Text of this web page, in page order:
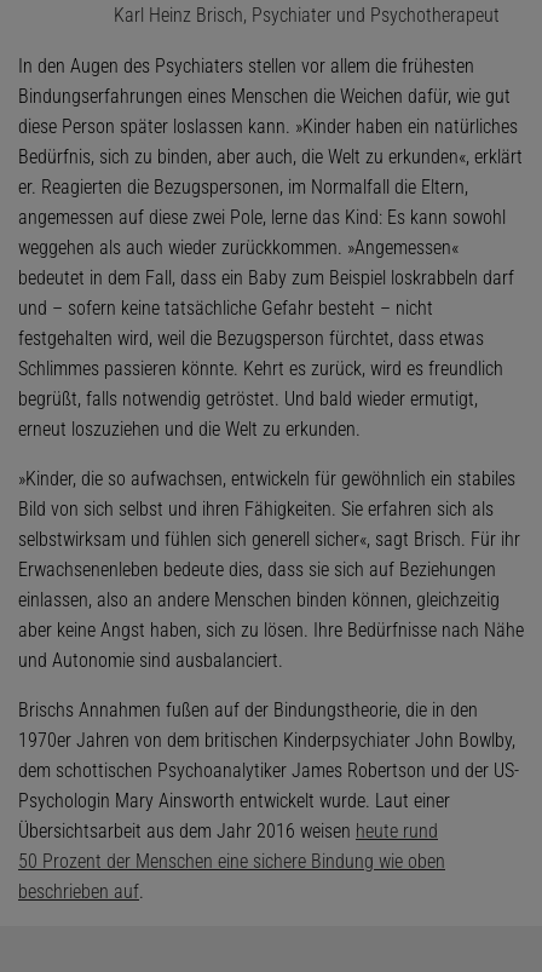
Karl Heinz Brisch, Psychiater und Psychotherapeut
In den Augen des Psychiaters stellen vor allem die frühesten
Bindungserfahrungen eines Menschen die Weichen dafür, wie gut
diese Person später loslassen kann. »Kinder haben ein natürliches
Bedürfnis, sich zu binden, aber auch, die Welt zu erkunden«, erklärt
er. Reagierten die Bezugspersonen, im Normalfall die Eltern,
angemessen auf diese zwei Pole, lerne das Kind: Es kann sowohl
weggehen als auch wieder zurückkommen. »Angemessen«
bedeutet in dem Fall, dass ein Baby zum Beispiel loskrabbeln darf
und – sofern keine tatsächliche Gefahr besteht – nicht
festgehalten wird, weil die Bezugsperson fürchtet, dass etwas
Schlimmes passieren könnte. Kehrt es zurück, wird es freundlich
begrüßt, falls notwendig getröstet. Und bald wieder ermutigt,
erneut loszuziehen und die Welt zu erkunden.
»Kinder, die so aufwachsen, entwickeln für gewöhnlich ein stabiles
Bild von sich selbst und ihren Fähigkeiten. Sie erfahren sich als
selbstwirksam und fühlen sich generell sicher«, sagt Brisch. Für ihr
Erwachsenenleben bedeute dies, dass sie sich auf Beziehungen
einlassen, also an andere Menschen binden können, gleichzeitig
aber keine Angst haben, sich zu lösen. Ihre Bedürfnisse nach Nähe
und Autonomie sind ausbalanciert.
Brischs Annahmen fußen auf der Bindungstheorie, die in den
1970er Jahren von dem britischen Kinderpsychiater John Bowlby,
dem schottischen Psychoanalytiker James Robertson und der US-
Psychologin Mary Ainsworth entwickelt wurde. Laut einer
Übersichtsarbeit aus dem Jahr 2016 weisen heute rund
50 Prozent der Menschen eine sichere Bindung wie oben
beschrieben auf.